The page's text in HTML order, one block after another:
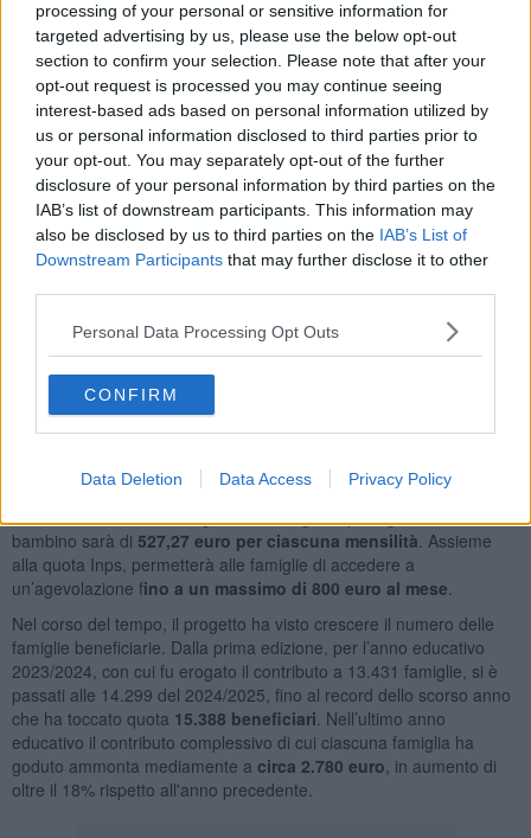
processing of your personal or sensitive information for
targeted advertising by us, please use the below opt-out
section to confirm your selection. Please note that after your
opt-out request is processed you may continue seeing
interest-based ads based on personal information utilized by
us or personal information disclosed to third parties prior to
your opt-out. You may separately opt-out of the further
disclosure of your personal information by third parties on the
IAB’s list of downstream participants. This information may
also be disclosed by us to third parties on the IAB’s List of
Downstream Participants that may further disclose it to other
Personal Data Processing Opt Outs
CONFIRM
Data Deletion Data Access Privacy Policy
"Confermiamo un impegno che questa Giunta ha assunto fin dal
suo insediamento: garantire che il nido sia un diritto di ogni
bambina e di ogni bambino toscano, indipendentemente dal reddito
della famiglia in cui è nato - ha commentato il presidente Eugenio
Giani - in tre anni abbiamo accompagnato decine di migliaia di
famiglie, ampliato progressivamente la platea dei beneficiari,
portando lasoglia Isee da 35mila a 40mila euro, e visto crescere
in modo significativo la quota di bambini 0-3 che frequentano i
servizi educativi per la prima infanzia".
budgetcomplessivo stanziato per la misura è di40 milioni di
euro, garantiti dal cofinanziamento del Programma regionale
Toscana Fse+ 2021-2027. "Il nostro obiettivo è consolidare e
Nardini, assessora all’Educazione e all'Istruzione - questa nasce
dalla consapevolezza dell'importantissimo valore pedagogico del
un servizio fondamentale per combattere povertà
educativa e disuguaglianze fin dalla prima infanzia
promuovere il successo formativo successivo e poi anche per
bambino sarà di 527,27 euro per ciascuna mensilità . Assieme
alla quota Inps, permetterà alle famiglie di accedere a
un’agevolazione fino a un massimo di 800 euro al mese
Nel corso del tempo, il progetto ha visto crescere il numero delle
famiglie beneficiarie. Dalla prima edizione, per l’anno educativo
2023/2024, con cui fu erogato il contributo a 13.431 famiglie, si è
passati alle 14.299 del 2024/2025, fino al record dello scorso anno
che ha toccato quota 15.388 beneficiari . Nell’ultimo anno
educativo il contributo complessivo di cui ciascuna famiglia ha
goduto ammonta mediamente a circa 2.780 euro , in aumento di
oltre il 18% rispetto all'anno precedente.